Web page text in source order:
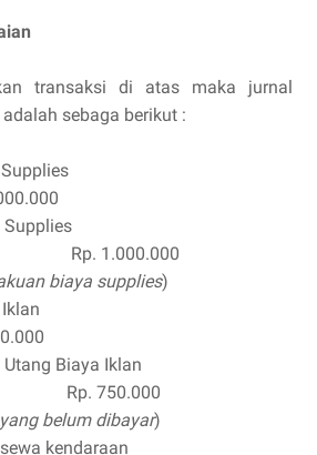
transaksi di atas maka jurnal
sebaga berikut :
Supplies
Supplies
Rp. 1.000.000
biaya supplies)
Iklan
Utang Biaya Iklan
Rp. 750.000
belum dibayar)
sewa kendaraan